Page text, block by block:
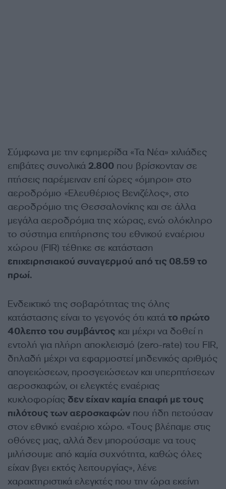
Σύμφωνα με την εφημερίδα «Τα Νέα» χιλιάδες
επιβάτες συνολικά 2.800 που βρίσκονταν σε
πτήσεις παρέμειναν επί ώρες «όμηροι» στο
αεροδρόμιο «Ελευθέριος Βενιζέλος», στο
αεροδρόμιο της Θεσσαλονίκης και σε άλλα
μεγάλα αεροδρόμια της χώρας, ενώ ολόκληρο
το σύστημα επιτήρησης του εθνικού εναέριου
χώρου (FIR) τέθηκε σε κατάσταση
επιχειρησιακού συναγερμού από τις 08.59 το
πρωί.
Ενδεικτικό της σοβαρότητας της όλης
κατάστασης είναι το γεγονός ότι κατά το πρώτο
40λεπτο του συμβάντος και μέχρι να δοθεί η
εντολή για πλήρη αποκλεισμό (zero-rate) του FIR,
δηλαδή μέχρι να εφαρμοστεί μηδενικός αριθμός
απογειώσεων, προσγειώσεων και υπερπτήσεων
αεροσκαφών, οι ελεγκτές εναέριας
κυκλοφορίας δεν είχαν καμία επαφή με τους
πιλότους των αεροσκαφών που ήδη πετούσαν
στον εθνικό εναέριο χώρο. «Τους βλέπαμε στις
οθόνες μας, αλλά δεν μπορούσαμε να τους
μιλήσουμε από καμία συχνότητα, καθώς όλες
είχαν βγει εκτός λειτουργίας», λένε
χαρακτηριστικά ελεγκτές που την ώρα εκείνη